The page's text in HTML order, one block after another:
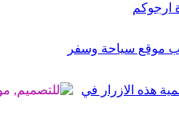
ارجوكم
موقع سياحة وسفر
هذه الازرار في